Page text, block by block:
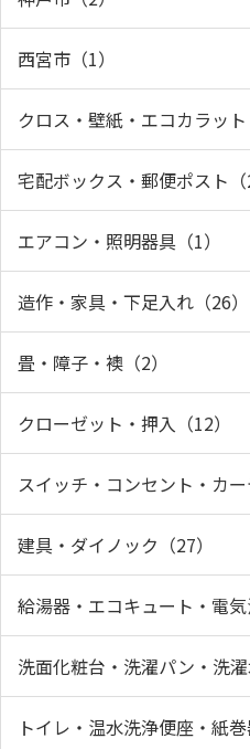
西宮市（1）
クロス・壁紙・エコカラット
宅配ボックス・郵便ポスト（2
エアコン・照明器具（1）
造作・家具・下足入れ（26）
畳・障子・襖（2）
クローゼット・押入（12）
スイッチ・コンセント・カー
建具・ダイノック（27）
給湯器・エコキュート・電気
洗面化粧台・洗濯パン・洗濯
トイレ・温水洗浄便座・紙巻